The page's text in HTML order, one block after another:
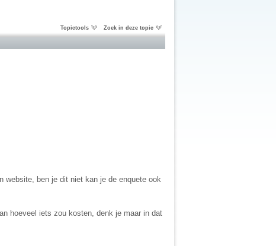
Topictools Zoek in deze topic
website, ben je dit niet kan je de enquete ook
hoeveel iets zou kosten, denk je maar in dat